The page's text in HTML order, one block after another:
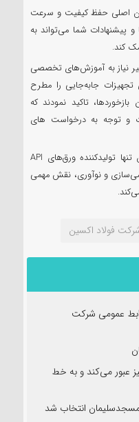
اصلی حفظ کیفیت و سرعت
پیشنهادات شما می‌تواند به
کند.
نیاز به آموزش‌های تخصصی
تجهیزات جابه‌جایی را مطرح
تاکید نمودند که
و توجه به درخواست های
شرکت فولاد اکسین خوزستان، به‌عنوان تنها تولیدکننده ورق‌های API
و نوآوری، نقش مهمی
فولاد اکسین
عمومی شرکت
عبور می‌کند و به خط
انتخاب شد